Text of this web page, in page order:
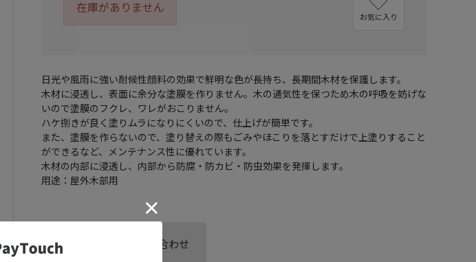
在庫がありません
お気に入り
日光や風雨に強い耐候性顔料の効果で鮮明な色が長持ち、長期間木材を保護します。
木材に浸透し、表面に余分な塗膜を作りません。木の通気性を保つため木の呼吸を妨げな
いので塗膜のフクレ、ワレがおこりません。
ハケ捌きが良く塗りムラになりにくいので、仕上げが簡単です。
また、塗膜を作らないので、塗り替えの際もごみやほこりを落とすだけで上塗りすること
ができるなど、メンテナンス性に優れています。
木材の内部に浸透し、内部から防腐・防カビ・防虫効果を発揮します。
用途：屋外木部用
この商品へのお問い合わせ